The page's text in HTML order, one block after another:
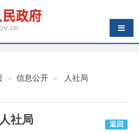
导航切换
局
人：米柯，联系电话：0908-